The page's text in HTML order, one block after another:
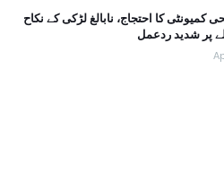
کمیونٹی کا احتجاج، نابالغ لڑکی کے نکاح
پر شدید ردعمل